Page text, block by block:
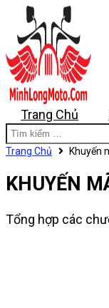
Trang Chủ
Trang Chủ Khuyến
KHUYẾN
Tổng hợp các